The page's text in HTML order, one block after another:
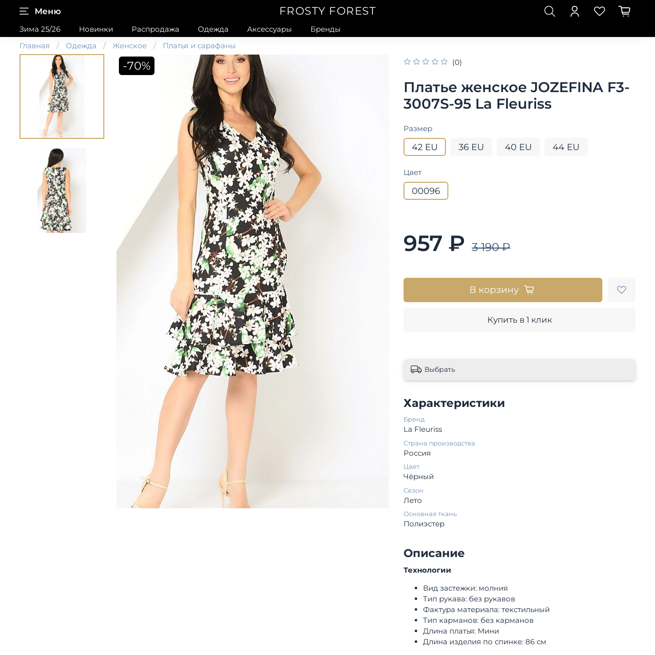
Меню FROSTY FOREST
Зима 25/26 Новинки Распродажа Одежда Аксессуары
Бренды
Главная
Одежда Женское Платья и сарафаны
-70% (0)
Платье женское JOZEFINA F3-
3007S-95 La Fleuriss
Размер
42 EU 36 EU 40 EU 44 EU
Цвет
00096
957 ₽ 3 190 ₽
В корзину
Купить в 1 клик
Выбрать
Характеристики
Бренд
La Fleuriss
Страна производства
Россия
Цвет
Чёрный
Сезон
Лето
Основная ткань
Полиэстер
Описание
Технологии
Вид застежки: молния
Тип рукава: без рукавов
Фактура материала: текстильный
Тип карманов: без карманов
Длина платья: Мини
Длина изделия по спинке: 86 см